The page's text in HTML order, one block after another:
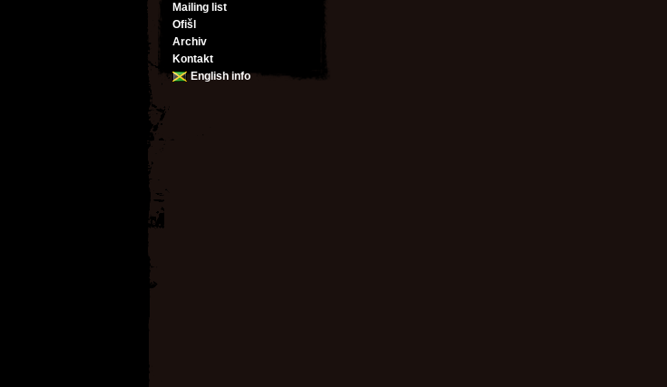
Mailing list
Ofišl
Archiv
Kontakt
English info